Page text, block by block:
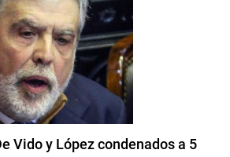
Vido y López condenados a 5